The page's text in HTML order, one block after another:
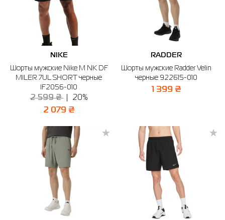
NIKE
Шорты мужские Nike M NK DF
MILER 7UL SHORT черные
IF2056-010
2 599 ₴ 20%
2 079 ₴
RADDER
Шорты мужские Radder Velin
черные 922615-010
1 399 ₴